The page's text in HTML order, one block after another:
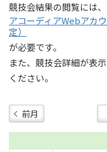
競技会結果の閲覧には、
アコーディアWebアカ
定）
が必要です。
また、競技会詳細が表
ください。
前月